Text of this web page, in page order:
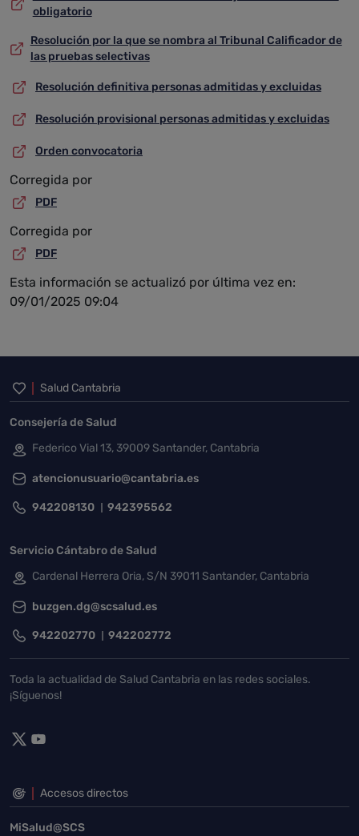
obligatorio
Resolución por la que se nombra al Tribunal Calificador de
las pruebas selectivas
Resolución definitiva personas admitidas y excluidas
Resolución provisional personas admitidas y excluidas
Orden convocatoria
Corregida por
PDF
Corregida por
PDF
Esta información se actualizó por última vez en:
09/01/2025 09:04
Inicio del pie de página
Salud Cantabria
Consejería de Salud
Federico Vial 13, 39009 Santander, Cantabria
atencionusuario@cantabria.es
942208130 942395562
Servicio Cántabro de Salud
Cardenal Herrera Oria, S/N 39011 Santander, Cantabria
buzgen.dg@scsalud.es
942202770 942202772
Toda la actualidad de Salud Cantabria en las redes sociales.
¡Síguenos!
Accesos directos
MiSalud@SCS